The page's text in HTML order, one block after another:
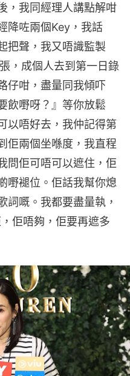
，我同經理人講點解咁
降咗兩個Key，我話
把聲，我又唔識監製
，成個人去到第一日錄
仔咁，盡量同我傾吓
飲嘢呀？』等你放鬆
以唔好去，我仲記得第
佢兩個坐喺度，我直程
問佢可唔可以遮住，佢
嘢褪位。佢話我幫你熄
詞嘅。我都要盡量執，
佢唔夠，佢要再遮多